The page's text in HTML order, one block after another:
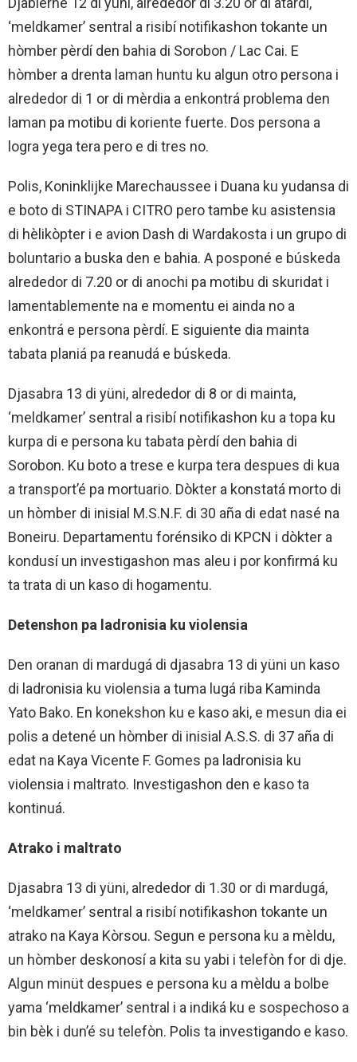
‘meldkamer’ sentral a risibí notifikashon tokante un
hòmber pèrdí den bahia di Sorobon / Lac Cai. E
hòmber a drenta laman huntu ku algun otro persona i
alrededor di 1 or di mèrdia a enkontrá problema den
laman pa motibu di koriente fuerte. Dos persona a
logra yega tera pero e di tres no.
Polis, Koninklijke Marechaussee i Duana ku yudansa di
e boto di STINAPA i CITRO pero tambe ku asistensia
di hèlikòpter i e avion Dash di Wardakosta i un grupo di
boluntario a buska den e bahia. A posponé e búskeda
alrededor di 7.20 or di anochi pa motibu di skuridat i
lamentablemente na e momentu ei ainda no a
enkontrá e persona pèrdí. E siguiente dia mainta
tabata planiá pa reanudá e búskeda.
Djasabra 13 di yüni, alrededor di 8 or di mainta,
‘meldkamer’ sentral a risibí notifikashon ku a topa ku
kurpa di e persona ku tabata pèrdí den bahia di
Sorobon. Ku boto a trese e kurpa tera despues di kua
a transport’é pa mortuario. Dòkter a konstatá morto di
un hòmber di inisial M.S.N.F. di 30 aña di edat nasé na
Boneiru. Departamentu forénsiko di KPCN i dòkter a
kondusí un investigashon mas aleu i por konfirmá ku
ta trata di un kaso di hogamentu.
Detenshon pa ladronisia ku violensia
Den oranan di mardugá di djasabra 13 di yüni un kaso
di ladronisia ku violensia a tuma lugá riba Kaminda
Yato Bako. En konekshon ku e kaso aki, e mesun dia ei
polis a detené un hòmber di inisial A.S.S. di 37 aña di
edat na Kaya Vicente F. Gomes pa ladronisia ku
violensia i maltrato. Investigashon den e kaso ta
kontinuá.
Atrako i maltrato
Djasabra 13 di yüni, alrededor di 1.30 or di mardugá,
‘meldkamer’ sentral a risibí notifikashon tokante un
atrako na Kaya Kòrsou. Segun e persona ku a mèldu,
un hòmber deskonosí a kita su yabi i telefòn for di dje.
Algun minüt despues e persona ku a mèldu a bolbe
yama ‘meldkamer’ sentral i a indiká ku e sospechoso a
bin bèk i dun’é su telefòn. Polis ta investigando e kaso.